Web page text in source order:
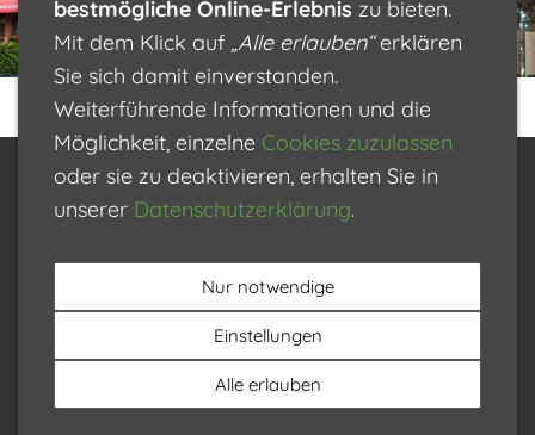
Unsere
Weinstube
Erfahren Sie
unsere
Weinstube. Was
Bedeutung hat
der Name
Schlemmen
& Genießen
Wir bieten eine
Qualität der
heimischen
Produkte sowie
einem netten
und
Unsere
Getränke
50 verschiedene
Cookies DatenschutzImpressum Stellenangebote
Raddegaggl-Stubb
76829 Landau (Zentrumsnähe)
©2026
bestmögliche Online-Erlebnis zu bieten.
Mit dem Klick auf „Alle erlauben“erklären
Sie sich damit einverstanden.
Weiterführende Informationen und die
Möglichkeit, einzelne Cookies zuzulassen
oder sie zu deaktivieren, erhalten Sie in
unserer Datenschutzerklärung.
Nur notwendige
Einstellungen
Alle erlauben